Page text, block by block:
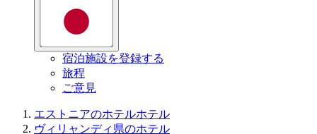
宿泊施設を登録する
旅程
ご意見
エストニアのホテルホテル
ヴィリャンディ県のホテル